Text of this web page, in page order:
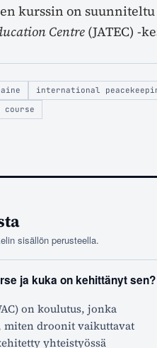
kurssin on
Centre (JATEC) -
international
course
sisällön perusteella.
ja kuka on kehittänyt sen?
on koulutus, jonka
miten droonit vaikuttavat
yhteistyössä